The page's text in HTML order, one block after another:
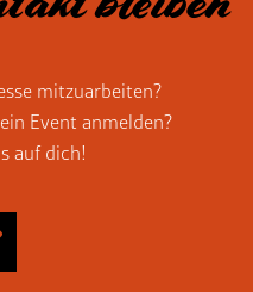
mitzuarbeiten?
Event anmelden?
auf dich!